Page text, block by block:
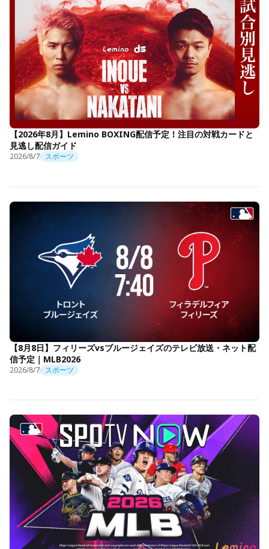
【2026年8月】Lemino BOXING配信予定！注目の対戦カードと
見逃し配信ガイド
2026/8/7 スポーツ
【8月8日】フィリーズvsブルージェイズのテレビ放送・ネット配
信予定｜MLB2026
2026/8/7 スポーツ